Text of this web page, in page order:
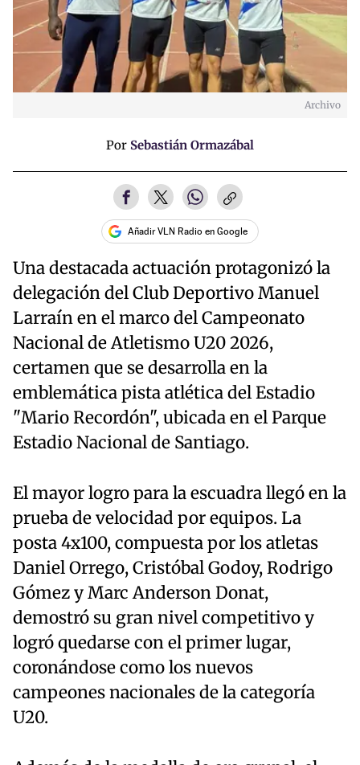
Archivo
Por Sebastián Ormazábal
Añadir VLN Radio en Google
Una destacada actuación protagonizó la
delegación del Club Deportivo Manuel
Larraín en el marco del Campeonato
Nacional de Atletismo U20 2026,
certamen que se desarrolla en la
emblemática pista atlética del Estadio
"Mario Recordón", ubicada en el Parque
Estadio Nacional de Santiago.
El mayor logro para la escuadra llegó en la
prueba de velocidad por equipos. La
posta 4x100, compuesta por los atletas
Daniel Orrego, Cristóbal Godoy, Rodrigo
Gómez y Marc Anderson Donat,
demostró su gran nivel competitivo y
logró quedarse con el primer lugar,
coronándose como los nuevos
campeones nacionales de la categoría
U20.